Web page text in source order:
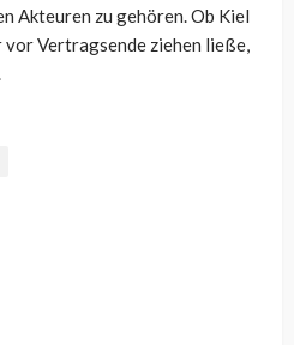
Akteuren zu gehören. Ob Kiel
vor Vertragsende ziehen ließe,